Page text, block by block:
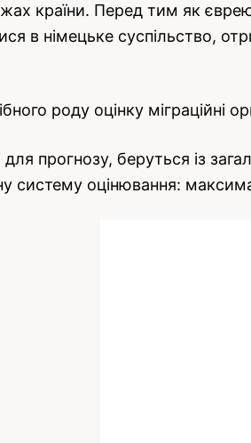
країни. Перед тим як
в німецьке суспільство,
роду оцінку міграційні
для прогнозу, беруться із
систему оцінювання: